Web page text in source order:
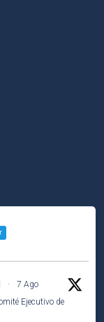
·
7 Ago
Ejecutivo de